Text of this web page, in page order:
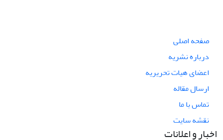
صفحه اصلی
درباره نشریه
اعضای هیات تحریریه
ارسال مقاله
تماس با ما
نقشه سایت
اخبار و اعلانات